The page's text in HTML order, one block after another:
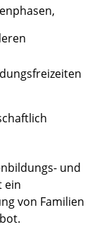
und
ein
von Familien